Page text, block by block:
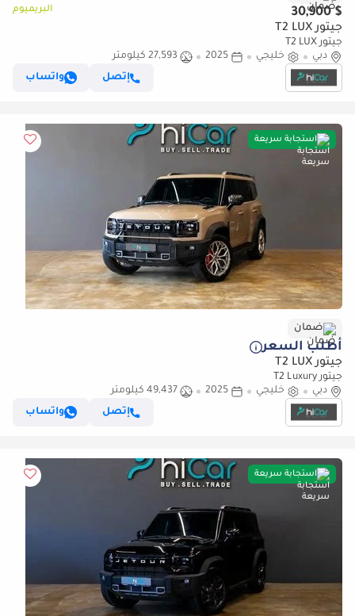
$ 30,900 البريميوم
جيتور T2 LUX
جيتور T2 LUX
دبي
خليجي 2025
27,593 كيلومتر
إتصل
واتساب
استجابة سريعة
ضمان
أطلب السعر
جيتور T2 LUX
جيتور T2 Luxury
دبي
خليجي 2025
49,437 كيلومتر
إتصل
واتساب
استجابة سريعة